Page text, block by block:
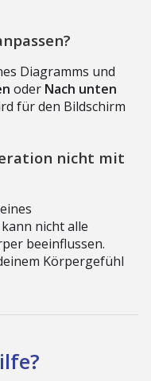
Diagramms und
oder Nach unten
für den Bildschirm
nicht mit
nicht alle
beeinflussen.
Körpergefühl